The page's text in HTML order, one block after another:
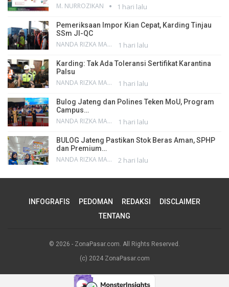
M. NURROZIKAN 1 hari lalu
Pemeriksaan Impor Kian Cepat, Karding Tinjau
SSm JI-QC
NANDA RIZKA MAHENDRA 1 hari lalu
Karding: Tak Ada Toleransi Sertifikat Karantina
Palsu
NANDA RIZKA MAHENDRA 1 hari lalu
Bulog Jateng dan Polines Teken MoU, Program
Campus…
NANDA RIZKA MAHENDRA 1 hari lalu
BULOG Jateng Pastikan Stok Beras Aman, SPHP
dan Premium…
NANDA RIZKA MAHENDRA 2 hari lalu
INFOGRAFIS PEDOMAN REDAKSI
DISCLAIMER
TENTANG
© 2026 - ZonaPasar.com. All Rights Reserved.
(c) 2024 ZonaPasar.com